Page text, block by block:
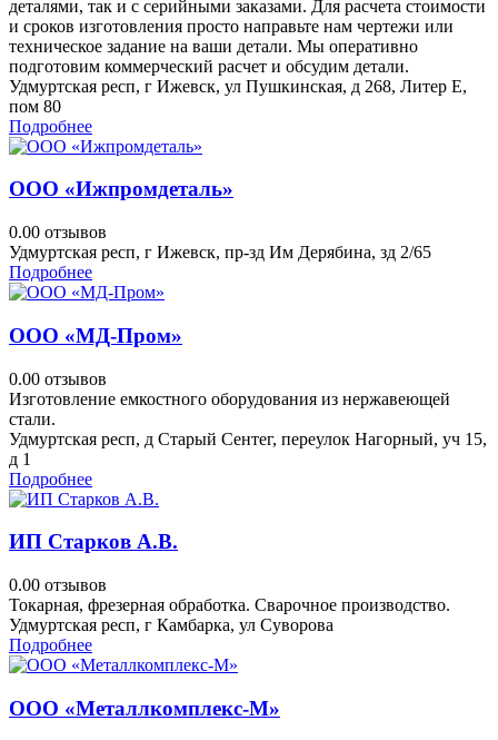
деталями, так и с серийными заказами. Для расчета стоимости
и сроков изготовления просто направьте нам чертежи или
техническое задание на ваши детали. Мы оперативно
подготовим коммерческий расчет и обсудим детали.
Удмуртская респ, г Ижевск, ул Пушкинская, д 268, Литер Е,
пом 80
Подробнее
ООО «Ижпромдеталь»
0.00 отзывов
Удмуртская респ, г Ижевск, пр-зд Им Дерябина, зд 2/65
Подробнее
ООО «МД-Пром»
0.00 отзывов
Изготовление емкостного оборудования из нержавеющей
стали.
Удмуртская респ, д Старый Сентег, переулок Нагорный, уч 15,
д 1
Подробнее
ИП Старков А.В.
0.00 отзывов
Токарная, фрезерная обработка. Сварочное производство.
Удмуртская респ, г Камбарка, ул Суворова
Подробнее
ООО «Металлкомплекс-М»